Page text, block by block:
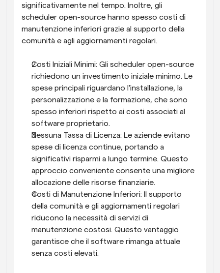
significativamente nel tempo. Inoltre, gli
scheduler open-source hanno spesso costi di
manutenzione inferiori grazie al supporto della
comunità e agli aggiornamenti regolari.
Costi Iniziali Minimi: Gli scheduler open-source
richiedono un investimento iniziale minimo. Le
spese principali riguardano l'installazione, la
personalizzazione e la formazione, che sono
spesso inferiori rispetto ai costi associati al
software proprietario.
Nessuna Tassa di Licenza: Le aziende evitano
spese di licenza continue, portando a
significativi risparmi a lungo termine. Questo
approccio conveniente consente una migliore
allocazione delle risorse finanziarie.
Costi di Manutenzione Inferiori: Il supporto
della comunità e gli aggiornamenti regolari
riducono la necessità di servizi di
manutenzione costosi. Questo vantaggio
garantisce che il software rimanga attuale
senza costi elevati.